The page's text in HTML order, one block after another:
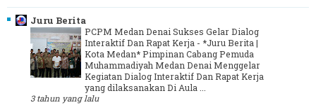
Juru Berita
PCPM Medan Denai Sukses Gelar Dialog
Interaktif Dan Rapat Kerja - *Juru Berita |
Kota Medan* Pimpinan Cabang Pemuda
Muhammadiyah Medan Denai Menggelar
Kegiatan Dialog Interaktif Dan Rapat Kerja
yang dilaksanakan Di Aula ...
3 tahun yang lalu